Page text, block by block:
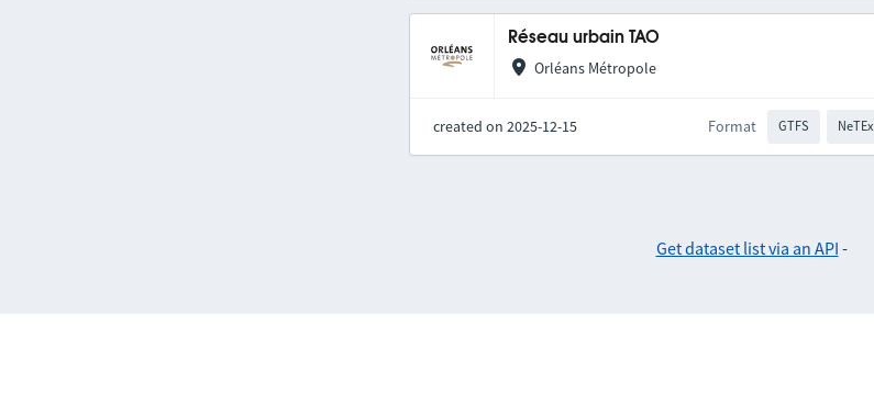
Réseau urbain TAO
Orléans Métropole
created on 2025-12-15 Format GTFS NeTEx
Get dataset list via an API -